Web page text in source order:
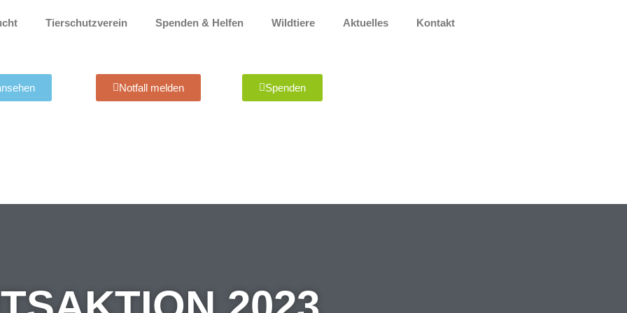
Tierschutzverein Spenden & Helfen Wildtiere Aktuelles Kontakt
Notfall melden Spenden